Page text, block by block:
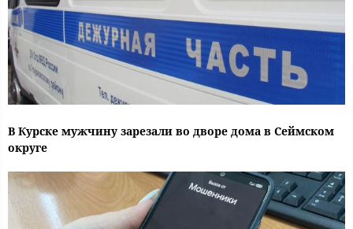
В Курске мужчину зарезали во дворе дома в Сеймском
округе